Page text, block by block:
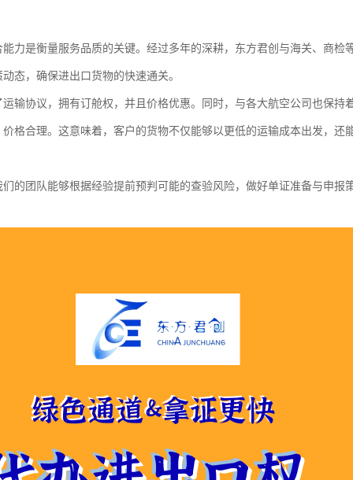
力是衡量服务品质的关键。经过多年的深耕，东方君创与海关、商检
态，确保进出口货物的快速通关。
输协议，拥有订舱权，并且价格优惠。同时，与各大航空公司也保持
格合理。这意味着，客户的货物不仅能够以更低的运输成本出发，还
的团队能够根据经验提前预判可能的查验风险，做好单证准备与申报